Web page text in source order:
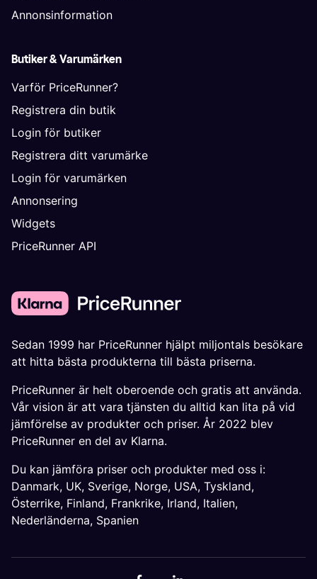
Annonsinformation
Butiker & Varumärken
Varför PriceRunner?
Registrera din butik
Login för butiker
Registrera ditt varumärke
Login för varumärken
Annonsering
Widgets
PriceRunner API
Sedan 1999 har PriceRunner hjälpt miljontals besökare
att hitta bästa produkterna till bästa priserna.
PriceRunner är helt oberoende och gratis att använda.
Vår vision är att vara tjänsten du alltid kan lita på vid
jämförelse av produkter och priser. År 2022 blev
PriceRunner en del av Klarna.
Du kan jämföra priser och produkter med oss i:
Danmark, UK, Sverige, Norge, USA, Tyskland,
Österrike, Finland, Frankrike, Irland, Italien,
Nederländerna, Spanien